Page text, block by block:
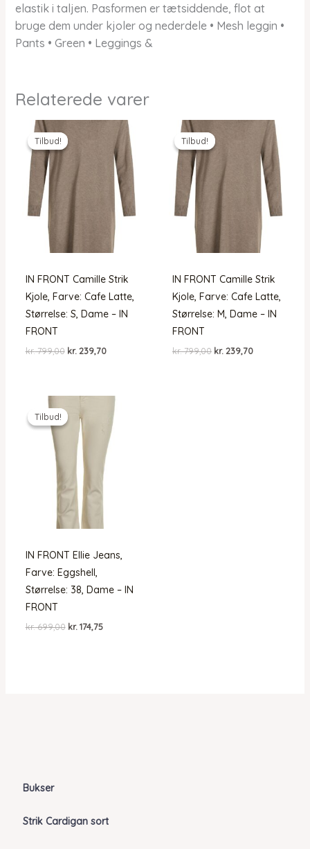
Bukser
Strik Cardigan sort
elastik i taljen. Pasformen er tætsiddende, flot at
bruge dem under kjoler og nederdele • Mesh leggin •
Pants • Green • Leggings &
Relaterede varer
Tilbud!
Tilbud!
IN FRONT Camille Strik
Kjole, Farve: Cafe Latte,
Størrelse: S, Dame – IN
FRONT
kr.799,00 Den
kr. 799,00.
kr.239,70Den
kr. 239,70.
Tilbud!
Tilbud!
IN FRONT Camille Strik
Kjole, Farve: Cafe Latte,
Størrelse: M, Dame – IN
FRONT
kr.799,00 Den
kr.239,70Den
Tilbud!
Tilbud!
IN FRONT Ellie Jeans,
Farve: Eggshell,
Størrelse: 38, Dame – IN
FRONT
kr.699,00 Den
kr.174,75Den